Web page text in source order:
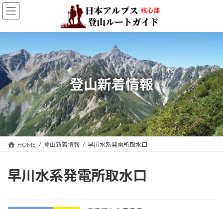
コ
ン
ン
へ
ス
キ
ッ
プ
ナ
ビ
ー
ョ
ン
に
移
動
登山新着情報
HOME 登山新着情報 早川水系発電所取水口
早川水系発電所取水口